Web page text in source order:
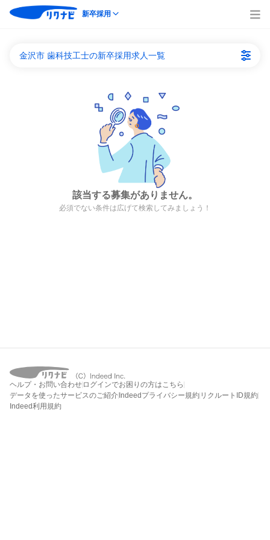
新卒採用
金沢市 歯科技工士の新卒採用求人一覧
該当する募集がありません。
必須でない条件は広げて検索してみましょう！
ヘルプ・お問い合わせ ログインでお困りの方はこちら
データを使ったサービスのご紹介 Indeedプライバシー規約 リクルートID規約
Indeed利用規約